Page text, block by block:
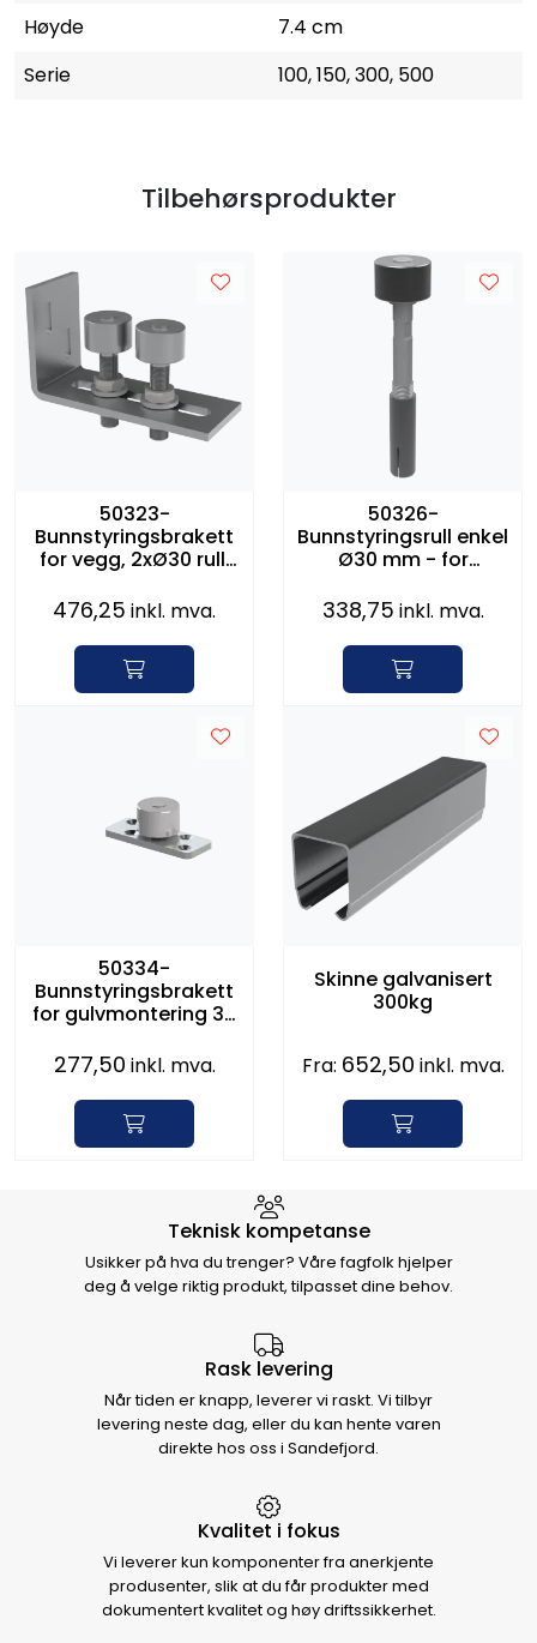
Høyde
7.4 cm
Serie
100, 150, 300, 500
Tilbehørsprodukter
50323-
Bunnstyringsbrakett
for vegg, 2xØ30 rull,
476,25 inkl. mva.
50326-
Bunnstyringsrull enkel
Ø30 mm - for
338,75 inkl. mva.
50334-
Bunnstyringsbrakett
for gulvmontering 30
277,50 inkl. mva.
Skinne galvanisert
300kg
Fra: 652,50 inkl. mva.
Hvorfor velge Storm Halvorsen
Teknisk kompetanse
Usikker på hva du trenger? Våre fagfolk hjelper
deg å velge riktig produkt, tilpasset dine behov.
Rask levering
Når tiden er knapp, leverer vi raskt. Vi tilbyr
levering neste dag, eller du kan hente varen
direkte hos oss i Sandefjord.
Kvalitet i fokus
Vi leverer kun komponenter fra anerkjente
produsenter, slik at du får produkter med
dokumentert kvalitet og høy driftssikkerhet.